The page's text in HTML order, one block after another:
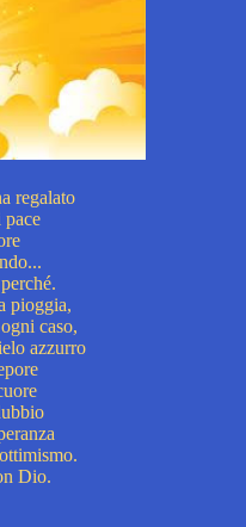
regalato
pace
pioggia,
caso,
azzurro
.
Dio.